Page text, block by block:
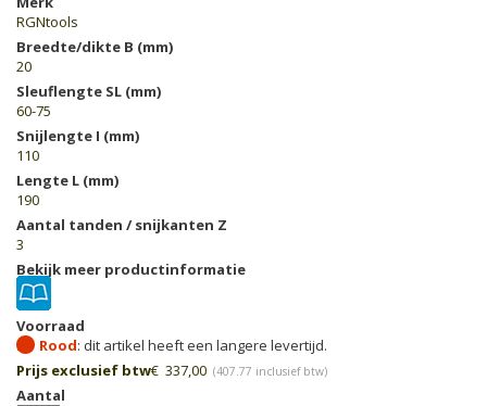
RGNtools
Breedte/dikte B (mm)
20
Sleuflengte SL (mm)
60-75
Snijlengte I (mm)
110
Lengte L (mm)
190
Aantal tanden / snijkanten Z
3
Bekijk meer productinformatie
Voorraad
Rood
Prijs exclusief btw€ 337,00 (407.77 inclusief btw)
Aantal